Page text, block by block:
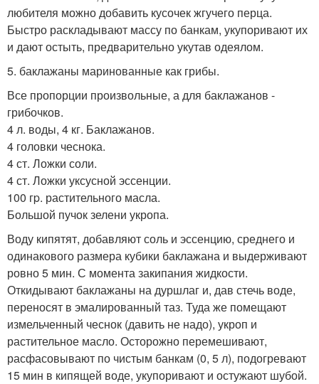
любителя можно добавить кусочек жгучего перца.
Быстро раскладывают массу по банкам, укупоривают их
и дают остыть, предварительно укутав одеялом.
5. баклажаны маринованные как грибы.
Все пропорции произвольные, а для баклажанов -
грибочков.
4 л. воды, 4 кг. Баклажанов.
4 головки чеснока.
4 ст. Ложки соли.
4 ст. Ложки уксусной эссенции.
100 гp. растительного масла.
Большой пучок зелени укропа.
Воду кипятят, добавляют соль и эссенцию, среднего и
одинакового размера кубики баклажана и выдерживают
ровно 5 мин. С момента закипания жидкости.
Откидывают баклажаны на дуршлаг и, дав стечь воде,
переносят в эмалированный таз. Туда же помещают
измельченный чеснок (давить не надо), укроп и
растительное масло. Осторожно перемешивают,
расфасовывают по чистым банкам (0, 5 л), подогревают
15 мин в кипящей воде, укупоривают и остужают шубой.